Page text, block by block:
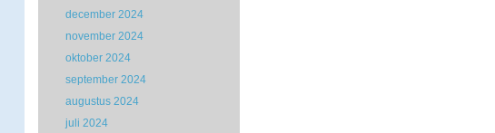
december 2024
november 2024
oktober 2024
september 2024
augustus 2024
juli 2024